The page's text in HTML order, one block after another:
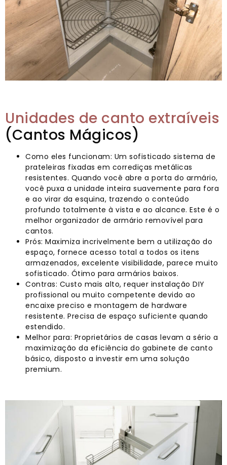
Unidades de canto extraíveis
(Cantos Mágicos)
Como eles funcionam: Um sofisticado sistema de
prateleiras fixadas em corrediças metálicas
resistentes. Quando você abre a porta do armário,
você puxa a unidade inteira suavemente para fora
e ao virar da esquina, trazendo o conteúdo
profundo totalmente à vista e ao alcance. Este é o
melhor organizador de armário removível para
cantos.
Prós: Maximiza incrivelmente bem a utilização do
espaço, fornece acesso total a todos os itens
armazenados, excelente visibilidade, parece muito
sofisticado. Ótimo para armários baixos.
Contras: Custo mais alto, requer instalação DIY
profissional ou muito competente devido ao
encaixe preciso e montagem de hardware
resistente. Precisa de espaço suficiente quando
estendido.
Melhor para: Proprietários de casas levam a sério a
maximização da eficiência do gabinete de canto
básico, disposto a investir em uma solução
premium.